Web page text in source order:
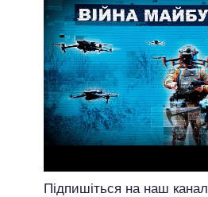
Підпишіться на наш канал